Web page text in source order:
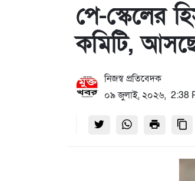
পে-স্কেলের
কমিটি,
নিজস্ব প্রতিবেদক
০৯ জুলাই, ২০২৬, 2:38